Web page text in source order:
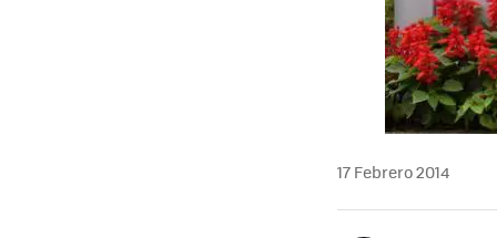
17 Febrero 2014